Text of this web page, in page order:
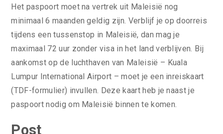
Het paspoort moet na vertrek uit Maleisië nog
minimaal 6 maanden geldig zijn. Verblijf je op doorreis
tijdens een tussenstop in Maleisië, dan mag je
maximaal 72 uur zonder visa in het land verblijven. Bij
aankomst op de luchthaven van Maleisië – Kuala
Lumpur International Airport – moet je een inreiskaart
(TDF-formulier) invullen. Deze kaart heb je naast je
paspoort nodig om Maleisië binnen te komen.
Post